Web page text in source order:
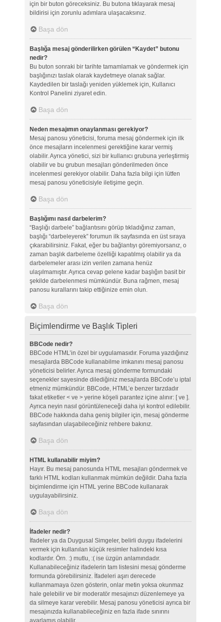
için bir buton göreceksiniz. Bu butona tıklayarak mesaj
bildirisi için zorunlu adımlara ulaşacaksınız.
Başa dön
Başlığa mesaj gönderilirken görülen “Kaydet” butonu
nedir?
Bu buton sonraki bir tarihte tamamlamak ve göndermek için
başlığınızı taslak olarak kaydetmeye olanak sağlar.
Kaydedilen bir taslağı yeniden yüklemek için, Kullanıcı
Kontrol Panelini ziyaret edin.
Başa dön
Neden mesajımın onaylanması gerekiyor?
Mesaj panosu yöneticisi, foruma mesaj göndermek için ilk
önce mesajların incelenmesi gerektiğine karar vermiş
olabilir. Ayrıca yönetici, sizi bir kullanıcı grubuna yerleştirmiş
olabilir ve bu grubun mesajları gönderilmeden önce
incelenmesi gerekiyor olabilir. Daha fazla bilgi için lütfen
mesaj panosu yöneticisiyle iletişime geçin.
Başa dön
Başlığımı nasıl darbelerim?
“Başlığı darbele” bağlantısını görüp tıkladığınız zaman,
başlığı “darbeleyerek” forumun ilk sayfasında en üst sıraya
çıkarabilirsiniz. Fakat, eğer bu bağlantıyı göremiyorsanız, o
zaman başlık darbeleme özelliği kapatılmış olabilir ya da
darbelemeler arası izin verilen zamana henüz
ulaşılmamıştır. Ayrıca cevap gelene kadar başlığın basit bir
şekilde darbelenmesi mümkündür. Buna rağmen, mesaj
panosu kurallarını takip ettiğinize emin olun.
Başa dön
Biçimlendirme ve Başlık Tipleri
BBCode nedir?
BBCode HTML’in özel bir uygulamasıdır. Foruma yazdığınız
mesajlarda BBCode kullanabilme imkanını mesaj panosu
yöneticisi belirler. Ayrıca mesaj gönderme formundaki
seçenekler sayesinde dilediğiniz mesajlarda BBCode’u iptal
etmeniz mümkündür. BBCode, HTML’e benzer tarzdadır
fakat etiketler < ve > yerine köşeli parantez içine alınır: [ ve ].
Ayrıca neyin nasıl görüntüleneceği daha iyi kontrol edilebilir.
BBCode hakkında daha geniş bilgiler için, mesaj gönderme
sayfasından ulaşabileceğiniz rehbere bakınız.
Başa dön
HTML kullanabilir miyim?
Hayır. Bu mesaj panosunda HTML mesajları göndermek ve
farklı HTML kodları kullanmak mümkün değildir. Daha fazla
biçimlendirme için HTML yerine BBCode kullanarak
uygulayabilirsiniz.
Başa dön
İfadeler nedir?
İfadeler ya da Duygusal Simgeler, belirli duygu ifadelerini
vermek için kullanılan küçük resimler halindeki kısa
kodlardır. Örn. :) mutlu, :( ise üzgün anlamındadır.
Kullanabileceğiniz ifadelerin tam listesini mesaj gönderme
formunda görebilirsiniz. İfadeleri aşırı derecede
kullanmamaya özen gösterin, onlar metin yoksa okunmaz
hale gelebilir ve bir moderatör mesajınızı düzenlemeye ya
da silmeye karar verebilir. Mesaj panosu yöneticisi ayrıca bir
mesajınızda kullanabileceğiniz en fazla ifade sınırını
ayarlamış olabilir.